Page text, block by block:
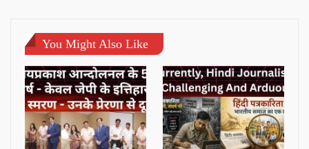
You Might Also Like